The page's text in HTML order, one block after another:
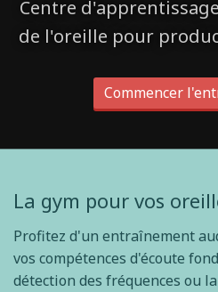
Centre
de l'oreille pour
Commencer
La gym pour vos
Profitez d'un entraînement
vos compétences d'écoute
détection des fréquences ou